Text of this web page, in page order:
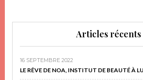
Articles récents
16 SEPTEMBRE 2022
LE RÊVE DE NOA, INSTITUT DE BEAUTÉ À